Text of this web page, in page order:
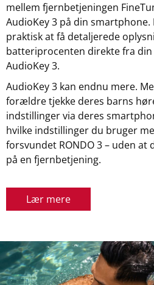
mellem fjernbetjeningen
AudioKey 3 på din
praktisk at få detaljerede
batteriprocenten direkte fra
AudioKey 3.
AudioKey 3 kan endnu mere.
forældre tjekke deres barns
indstillinger via deres
hvilke indstillinger du bruger
forsvundet RONDO 3 – uden
på en fjernbetjening.
Lær mere